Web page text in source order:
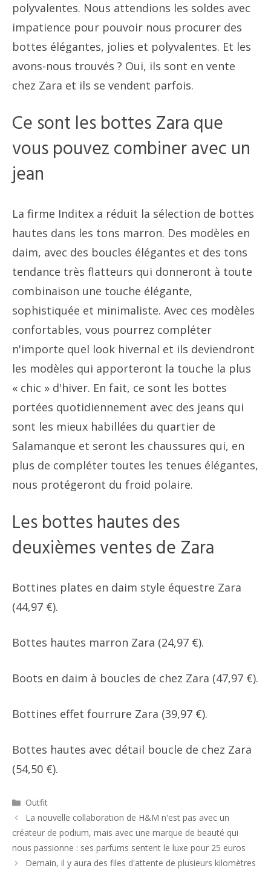
polyvalentes. Nous attendions les soldes avec
impatience pour pouvoir nous procurer des
bottes élégantes, jolies et polyvalentes. Et les
avons-nous trouvés ? Oui, ils sont en vente
chez Zara et ils se vendent parfois.
Ce sont les bottes Zara que
vous pouvez combiner avec un
jean
La firme Inditex a réduit la sélection de bottes
hautes dans les tons marron. Des modèles en
daim, avec des boucles élégantes et des tons
tendance très flatteurs qui donneront à toute
combinaison une touche élégante,
sophistiquée et minimaliste. Avec ces modèles
confortables, vous pourrez compléter
n'importe quel look hivernal et ils deviendront
les modèles qui apporteront la touche la plus
« chic » d'hiver. En fait, ce sont les bottes
portées quotidiennement avec des jeans qui
sont les mieux habillées du quartier de
Salamanque et seront les chaussures qui, en
plus de compléter toutes les tenues élégantes,
nous protégeront du froid polaire.
Les bottes hautes des
deuxièmes ventes de Zara
Bottines plates en daim style équestre Zara
(44,97 €).
Bottes hautes marron Zara (24,97 €).
Boots en daim à boucles de chez Zara (47,97 €).
Bottines effet fourrure Zara (39,97 €).
Bottes hautes avec détail boucle de chez Zara
(54,50 €).
Catégories
Outfit
Navigation
des
La nouvelle collaboration de H&M n'est pas avec un
créateur de podium, mais avec une marque de beauté qui
nous passionne : ses parfums sentent le luxe pour 25 euros
Demain, il y aura des files d'attente de plusieurs kilomètres